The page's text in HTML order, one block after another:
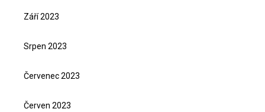
Září 2023
Srpen 2023
Červenec 2023
Červen 2023